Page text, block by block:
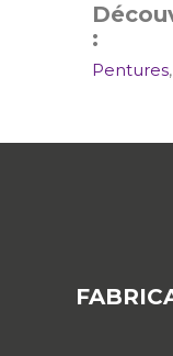
:
Pentures,